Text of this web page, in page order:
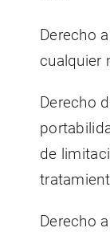
Derecho
cualquier
Derecho
de
Derecho